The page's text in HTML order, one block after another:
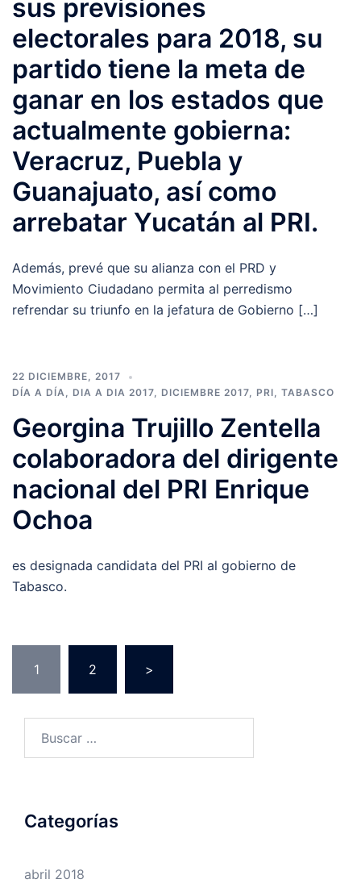
sus previsiones
electorales para 2018, su
partido tiene la meta de
ganar en los estados que
actualmente gobierna:
Veracruz, Puebla y
Guanajuato, así como
arrebatar Yucatán al PRI.
Además, prevé que su alianza con el PRD y
Movimiento Ciudadano permita al perredismo
refrendar su triunfo en la jefatura de Gobierno […]
22 DICIEMBRE, 2017
DÍA A DÍA, DIA A DIA 2017, DICIEMBRE 2017, PRI, TABASCO
Georgina Trujillo Zentella
colaboradora del dirigente
nacional del PRI Enrique
Ochoa
es designada candidata del PRI al gobierno de
Tabasco.
entradas
1 2 >
Categorías
abril 2018